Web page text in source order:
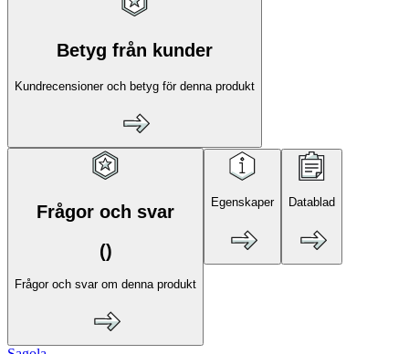
Betyg från kunder
Kundrecensioner och betyg för denna produkt
Frågor och svar
()
Frågor och svar om denna produkt
Egenskaper Datablad